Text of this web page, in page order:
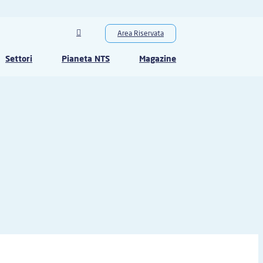
Area Riservata
Settori Pianeta NTS Magazine